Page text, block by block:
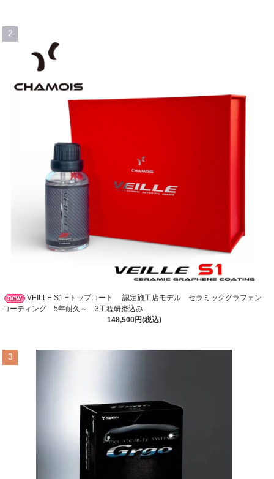
2
VEILLE S1 +トップコート 認定施工店モデル セラミックグラフェン
コーティング 5年耐久～ 3工程研磨込み
148,500円(税込)
3